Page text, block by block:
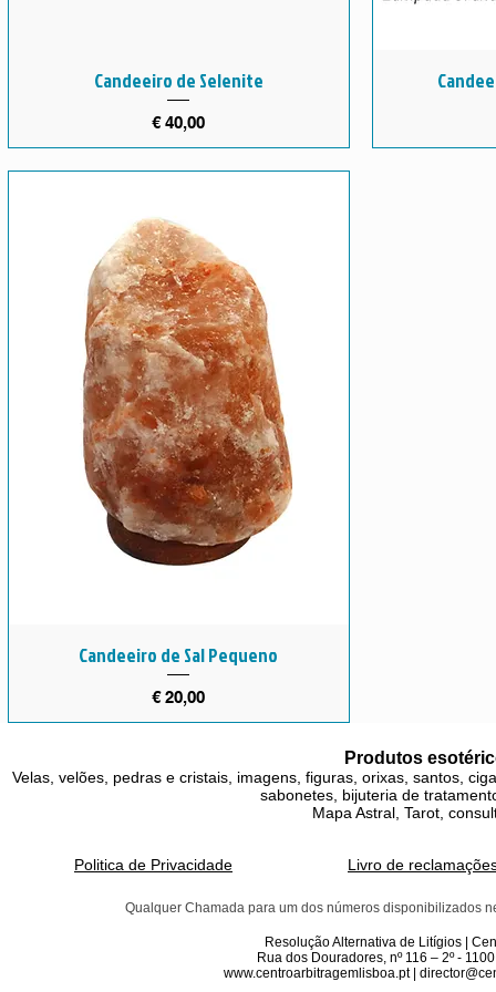
Candeeiro de Selenite
Preço
€ 40,00
Candeeiro de Sal Pequeno
Preço
€ 20,00
Produtos
Velas, velões, pedras e cristais, imagens, figuras, orixas, santos,
sabonetes, bijuteria de
Mapa Astral, Tarot,
Politica de Privacidade Livro de
Qualquer Chamada para um dos números disponibilizados
Resolução Alternativa de Litígios |
Rua dos Douradores, nº 116 – 2º -
www.centroarbitragemlisboa.pt |